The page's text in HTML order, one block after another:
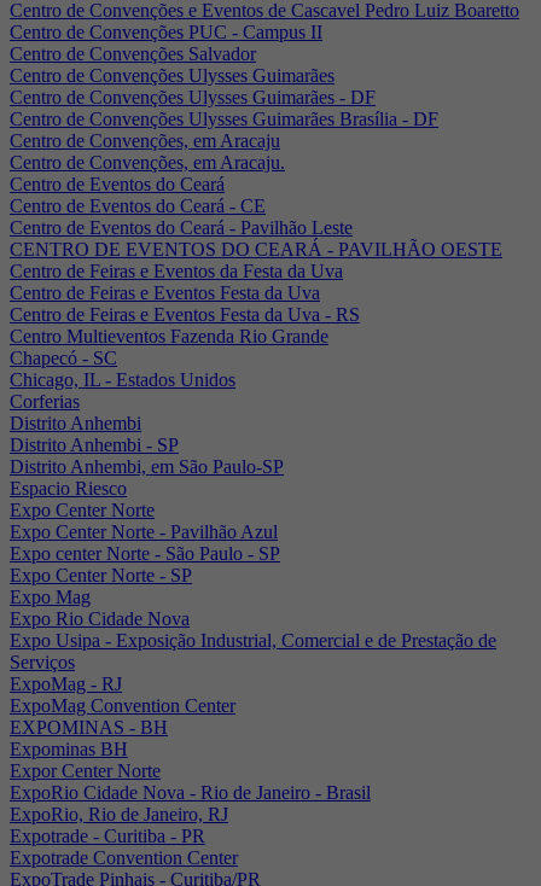
Centro de Convenções e Eventos de Cascavel Pedro Luiz Boaretto
Centro de Convenções PUC - Campus II
Centro de Convenções Salvador
Centro de Convenções Ulysses Guimarães
Centro de Convenções Ulysses Guimarães - DF
Centro de Convenções Ulysses Guimarães Brasília - DF
Centro de Convenções, em Aracaju
Centro de Convenções, em Aracaju.
Centro de Eventos do Ceará
Centro de Eventos do Ceará - CE
Centro de Eventos do Ceará - Pavilhão Leste
CENTRO DE EVENTOS DO CEARÁ - PAVILHÃO OESTE
Centro de Feiras e Eventos da Festa da Uva
Centro de Feiras e Eventos Festa da Uva
Centro de Feiras e Eventos Festa da Uva - RS
Centro Multieventos Fazenda Rio Grande
Chapecó - SC
Chicago, IL - Estados Unidos
Corferias
Distrito Anhembi
Distrito Anhembi - SP
Distrito Anhembi, em São Paulo-SP
Espacio Riesco
Expo Center Norte
Expo Center Norte - Pavilhão Azul
Expo center Norte - São Paulo - SP
Expo Center Norte - SP
Expo Mag
Expo Rio Cidade Nova
Expo Usipa - Exposição Industrial, Comercial e de Prestação de
Serviços
ExpoMag - RJ
ExpoMag Convention Center
EXPOMINAS - BH
Expominas BH
Expor Center Norte
ExpoRio Cidade Nova - Rio de Janeiro - Brasil
ExpoRio, Rio de Janeiro, RJ
Expotrade - Curitiba - PR
Expotrade Convention Center
ExpoTrade Pinhais - Curitiba/PR